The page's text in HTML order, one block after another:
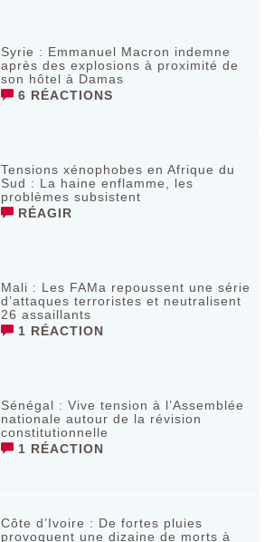
Syrie : Emmanuel Macron indemne
après des explosions à proximité de
son hôtel à Damas
6 RÉACTIONS
Tensions xénophobes en Afrique du
Sud : La haine enflamme, les
problèmes subsistent
RÉAGIR
Mali : Les FAMa repoussent une série
d’attaques terroristes et neutralisent
26 assaillants
1 RÉACTION
Sénégal : Vive tension à l’Assemblée
nationale autour de la révision
constitutionnelle
1 RÉACTION
Côte d’Ivoire : De fortes pluies
provoquent une dizaine de morts à